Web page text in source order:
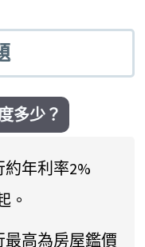
多少？
約年利率2%
。
最高為房屋鑑價